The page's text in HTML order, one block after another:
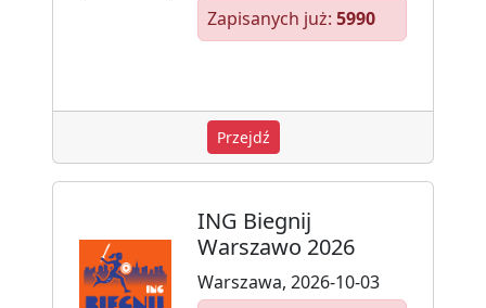
Zapisanych już: 5990
Przejdź
ING Biegnij
Warszawo 2026
Warszawa, 2026-10-03